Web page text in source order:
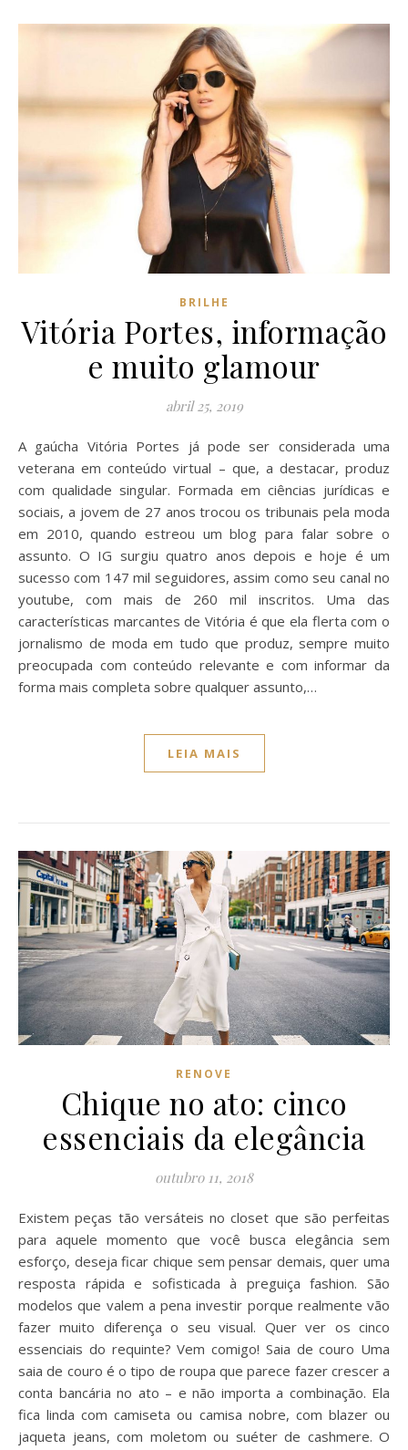
BRILHE
Vitória Portes, informação
e muito glamour
abril 25, 2019
A gaúcha Vitória Portes já pode ser considerada uma
veterana em conteúdo virtual – que, a destacar, produz
com qualidade singular. Formada em ciências jurídicas e
sociais, a jovem de 27 anos trocou os tribunais pela moda
em 2010, quando estreou um blog para falar sobre o
assunto. O IG surgiu quatro anos depois e hoje é um
sucesso com 147 mil seguidores, assim como seu canal no
youtube, com mais de 260 mil inscritos. Uma das
características marcantes de Vitória é que ela flerta com o
jornalismo de moda em tudo que produz, sempre muito
preocupada com conteúdo relevante e com informar da
forma mais completa sobre qualquer assunto,…
LEIA MAIS
RENOVE
Chique no ato: cinco
essenciais da elegância
outubro 11, 2018
Existem peças tão versáteis no closet que são perfeitas
para aquele momento que você busca elegância sem
esforço, deseja ficar chique sem pensar demais, quer uma
resposta rápida e sofisticada à preguiça fashion. São
modelos que valem a pena investir porque realmente vão
fazer muito diferença o seu visual. Quer ver os cinco
essenciais do requinte? Vem comigo! Saia de couro Uma
saia de couro é o tipo de roupa que parece fazer crescer a
conta bancária no ato – e não importa a combinação. Ela
fica linda com camiseta ou camisa nobre, com blazer ou
jaqueta jeans, com moletom ou suéter de cashmere. O